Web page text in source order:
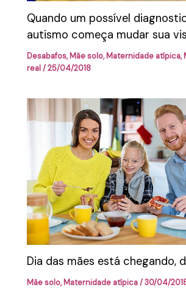
Quando um possível
autismo começa mudar sua
Desabafos,Mãe solo,Maternidade atípica,
real/25/04/2018
Dia das mães está chegando,
Mãe solo,Maternidade atípica/30/04/